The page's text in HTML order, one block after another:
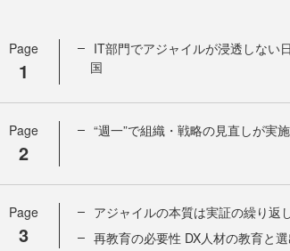
Page
1
IT部門でアジャイルが浸透しない
国
Page
2
“週一”で組織・戦略の見直しが実
Page
3
アジャイルの本質は実証の繰り返
再教育の必要性 DX人材の教育と